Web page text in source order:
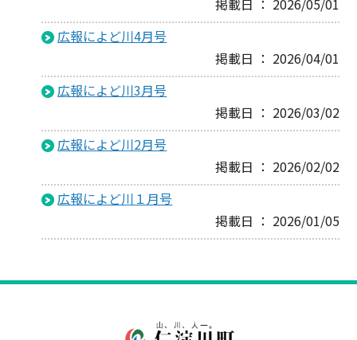
掲載日 ： 2026/05/01
広報によど川4月号
掲載日 ： 2026/04/01
広報によど川3月号
掲載日 ： 2026/03/02
広報によど川2月号
掲載日 ： 2026/02/02
広報によど川１月号
掲載日 ： 2026/01/05